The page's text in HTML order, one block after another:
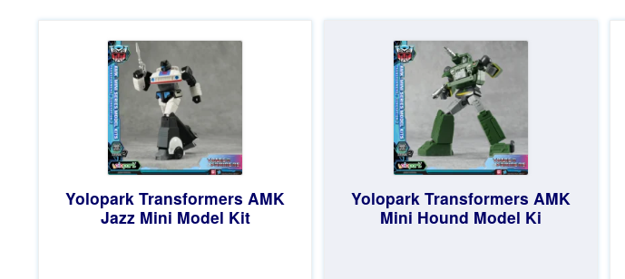
€98.34.
est :
€86.00.
€73.75.
est :
€67.56.
Yolopark Transformers AMK
Jazz Mini Model Kit
Yolopark Transformers AMK
Mini Hound Model Ki